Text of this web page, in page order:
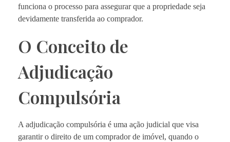
funciona o processo para assegurar que a propriedade seja
devidamente transferida ao comprador.
O Conceito de
Adjudicação
Compulsória
A adjudicação compulsória é uma ação judicial que visa
garantir o direito de um comprador de imóvel, quando o